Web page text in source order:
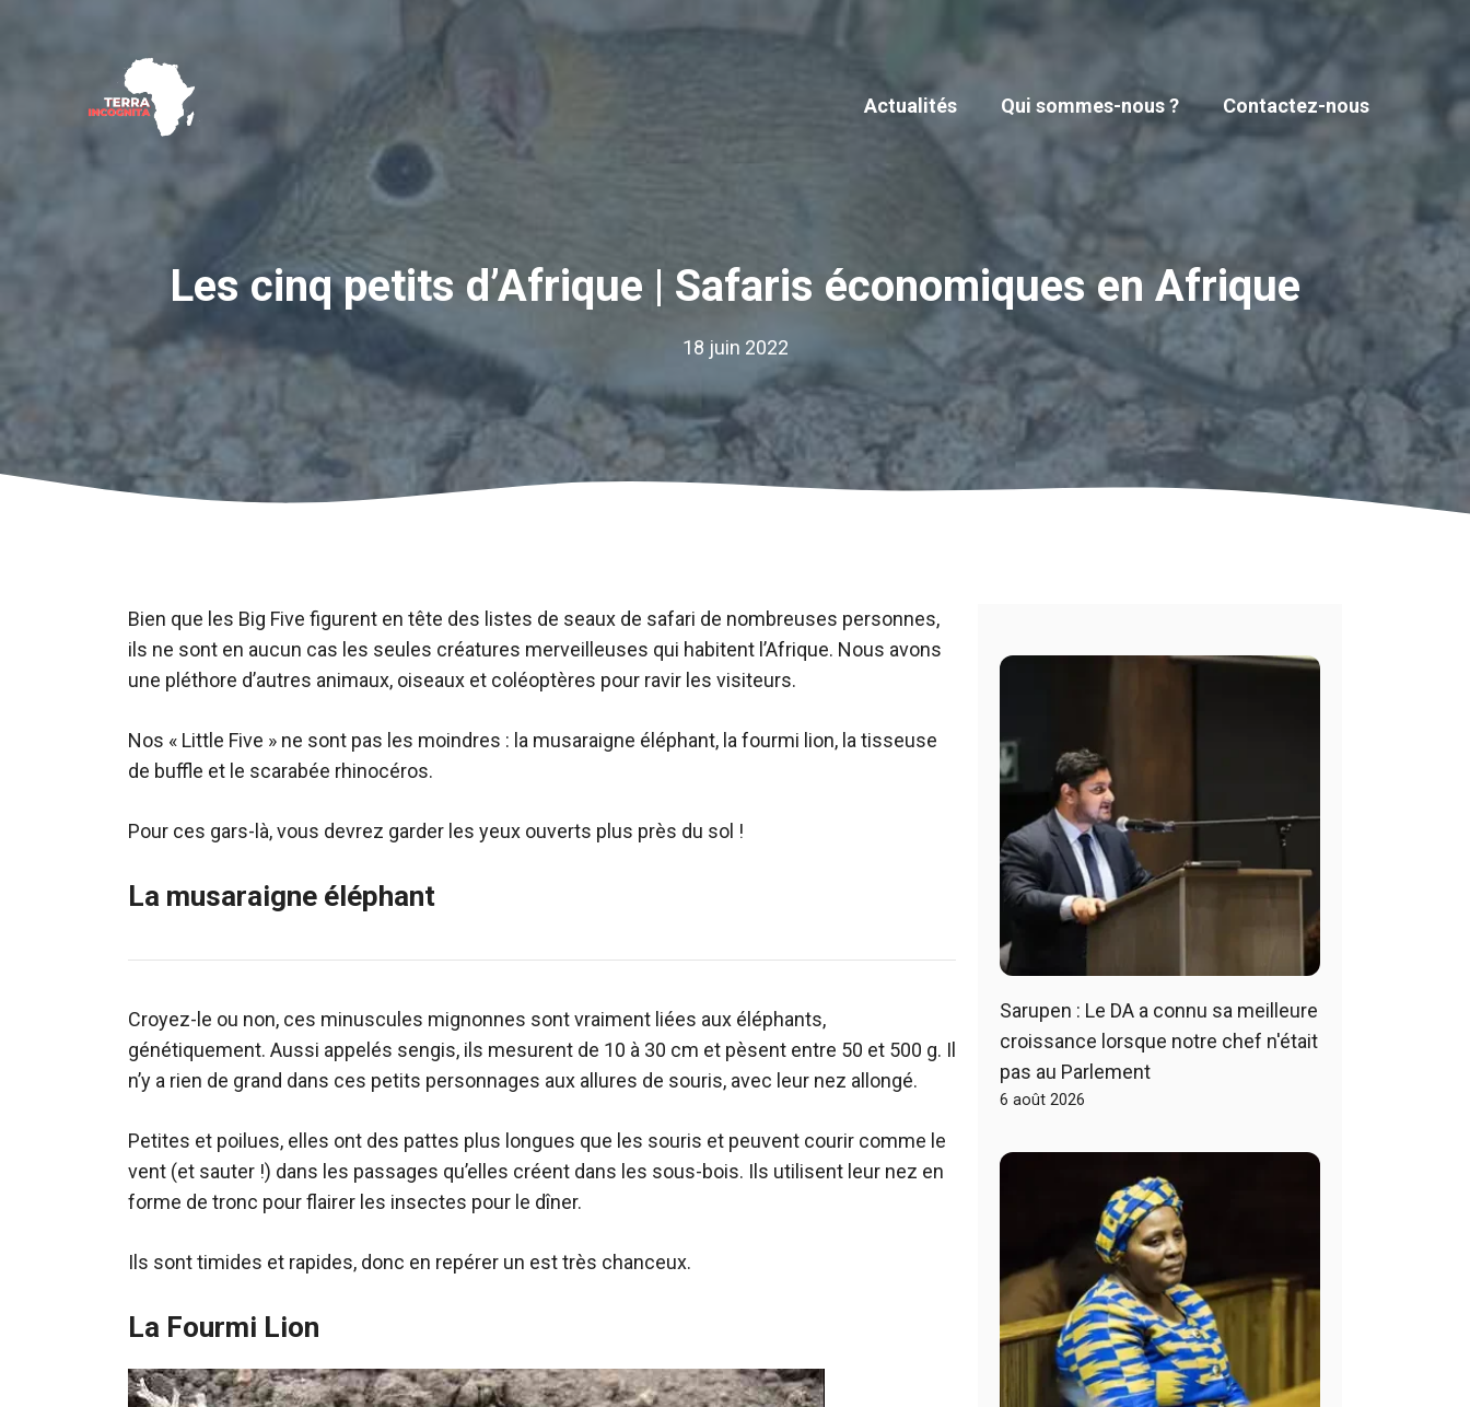
Actualités
Qui sommes-nous ? Contactez-nous
Les cinq petits d’Afrique | Safaris économiques en Afrique
18 juin 2022
Bien que les Big Five figurent en tête des listes de seaux de safari de nombreuses personnes,
ils ne sont en aucun cas les seules créatures merveilleuses qui habitent l’Afrique. Nous avons
une pléthore d’autres animaux, oiseaux et coléoptères pour ravir les visiteurs.
Nos « Little Five » ne sont pas les moindres : la musaraigne éléphant, la fourmi lion, la tisseuse
de buffle et le scarabée rhinocéros.
Pour ces gars-là, vous devrez garder les yeux ouverts plus près du sol !
La musaraigne éléphant
Croyez-le ou non, ces minuscules mignonnes sont vraiment liées aux éléphants,
génétiquement. Aussi appelés sengis, ils mesurent de 10 à 30 cm et pèsent entre 50 et 500 g. Il
n’y a rien de grand dans ces petits personnages aux allures de souris, avec leur nez allongé.
Petites et poilues, elles ont des pattes plus longues que les souris et peuvent courir comme le
vent (et sauter !) dans les passages qu’elles créent dans les sous-bois. Ils utilisent leur nez en
forme de tronc pour flairer les insectes pour le dîner.
Ils sont timides et rapides, donc en repérer un est très chanceux.
La Fourmi Lion
Sarupen : Le DA a connu sa meilleure
croissance lorsque notre chef n'était
pas au Parlement
6 août 2026